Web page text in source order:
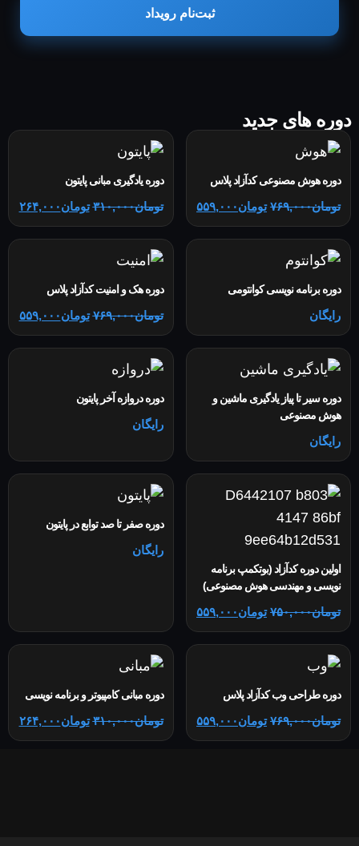
ثبت‌نام رویداد
دوره های جدید
دوره هوش مصنوعی کدآزاد پلاس
تومان۷۶۹,۰۰۰ تومان۵۵۹,۰۰۰
دوره یادگیری مبانی پایتون
تومان۳۱۰,۰۰۰ تومان۲۶۴,۰۰۰
دوره برنامه نویسی کوانتومی
رایگان
دوره هک و امنیت کدآزاد پلاس
تومان۷۶۹,۰۰۰ تومان۵۵۹,۰۰۰
دوره سیر تا پیاز یادگیری ماشین و
هوش مصنوعی
رایگان
دوره دروازه آخر پایتون
رایگان
اولین دوره کدآزاد (بوتکمپ برنامه
نویسی و مهندسی هوش مصنوعی)
تومان۷۵۰,۰۰۰ تومان۵۵۹,۰۰۰
دوره صفر تا صد توابع در پایتون
رایگان
دوره طراحی وب کدآزاد پلاس
تومان۷۶۹,۰۰۰ تومان۵۵۹,۰۰۰
دوره مبانی کامپیوتر و برنامه نویسی
تومان۳۱۰,۰۰۰ تومان۲۶۴,۰۰۰